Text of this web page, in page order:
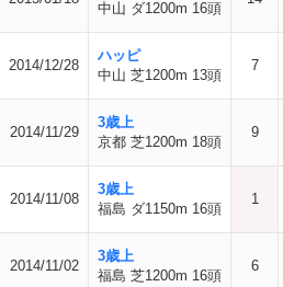
中山 ダ1200m 16頭
2014/12/28
ハッピ
中山 芝1200m 13頭
7
2014/11/29
3歳上
京都 芝1200m 18頭
9
2014/11/08
3歳上
福島 ダ1150m 16頭
1
2014/11/02
3歳上
福島 芝1200m 16頭
6